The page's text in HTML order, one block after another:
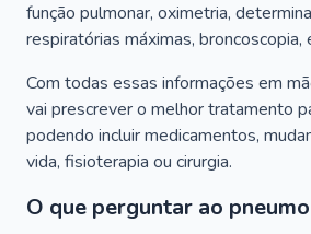
função pulmonar, oximetria,
respiratórias máximas, broncoscopia,
Com todas essas informações em
vai prescrever o melhor tratamento
podendo incluir medicamentos,
vida, fisioterapia ou cirurgia.
O que perguntar ao